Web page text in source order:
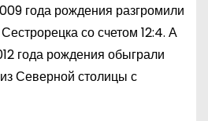
года рождения разгромили
со счетом 12:4. А
года рождения обыграли
Северной столицы с